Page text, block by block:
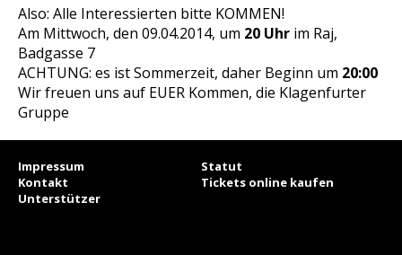
Also: Alle Interessierten bitte KOMMEN!
Am Mittwoch, den 09.04.2014, um 20 Uhr im Raj,
Badgasse 7
ACHTUNG: es ist Sommerzeit, daher Beginn um 20:00
Wir freuen uns auf EUER Kommen, die Klagenfurter
Gruppe
Impressum
Statut
Kontakt
Tickets online kaufen
Unterstützer